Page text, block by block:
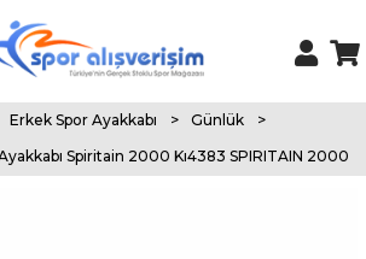
Erkek Spor Ayakkabı > Günlük
>
Spiritain 2000 Kı4383 SPIRITAIN 2000